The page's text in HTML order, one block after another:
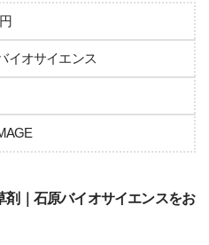
イオサイエンス
剤｜石原バイオサイエンスをお